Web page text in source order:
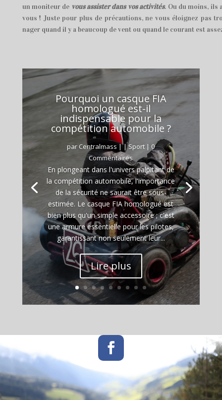
un moniteur de vous assister dans vos activités. Ou du moins,
vous ! Juste pour plus de précautions, ne vous éloignez pas
nager quand il y a beaucoup de vent ou quand le courant est
Pourquoi un casque FIA
homologué est-il
indispensable pour la
compétition automobile ?
parCentralmass ||Sport | 0
Commentaires
En plongeant dans l'univers palpitant de
la compétition automobile, l'importance
de la sécurité ne saurait être sous-
estimée. Le casque FIA homologué est
bien plus qu'un simple accessoire ; c'est
une armure essentielle pour les pilotes,
garantissant non seulement leur...
Lire plus